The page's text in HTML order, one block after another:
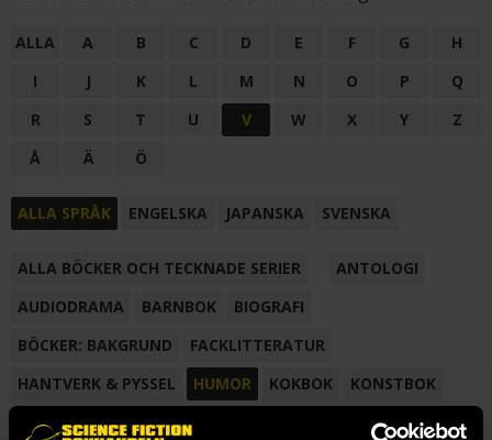
ALLA A B C D E F G
H
I
J K L M N O P
Q
R
S T U V W X Y
Z
Å
Ä Ö
ALLA SPRÅK ENGELSKA JAPANSKA SVENSKA
ALLA BÖCKER OCH TECKNADE SERIER
ANTOLOGI
AUDIODRAMA
BARNBOK
BIOGRAFI
BÖCKER: BAKGRUND
FACKLITTERATUR
HANTVERK & PYSSEL
HUMOR KOKBOK
KONSTBOK
KORTROMAN
LÄROBOK
NOVELL